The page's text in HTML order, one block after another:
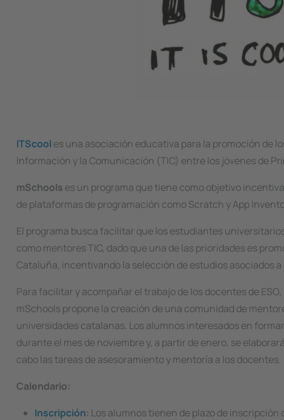
ITScool es una asociación educativa para la promoción de
Información y la Comunicación (TIC) entre los jóvenes de
mSchools es un programa que tiene como objetivo
de plataformas de programación como Scratch y App
El programa busca facilitar que los estudiantes
como mentores TIC, dado que una de las prioridades es
Cataluña, incentivando la selección de estudios asociados
Para facilitar y acompañar el trabajo de los docentes de
mSchools propone la creación de una comunidad de
universidades catalanas. Los alumnos interesados en
durante el mes de noviembre y, a partir de enero, se
cabo las tareas de asesoramiento y mentoría a los docentes.
Calendario:
Inscripción: Los alumnos tienen de plazo de inscripción